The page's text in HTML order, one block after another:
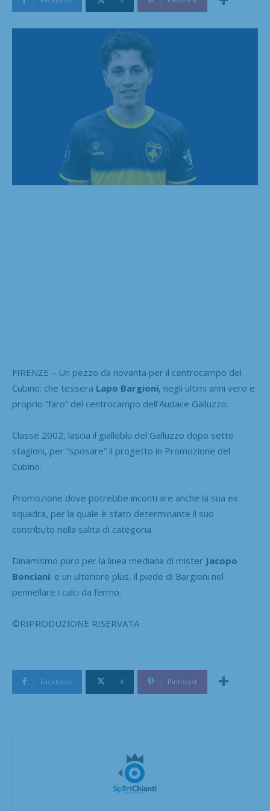
FIRENZE – Un pezzo da novanta per il centrocampo del
Cubino: che tessera Lapo Bargioni, negli ultimi anni vero e
proprio “faro” del centrocampo dell’Audace Galluzzo.
Classe 2002, lascia il gialloblu del Galluzzo dopo sette
stagioni, per “sposare” il progetto in Promozione del
Cubino.
Promozione dove potrebbe incontrare anche la sua ex
squadra, per la quale è stato determinante il suo
contributo nella salita di categoria.
Dinamismo puro per la linea mediana di mister Jacopo
Bonciani: e un ulteriore plus, il piede di Bargioni nel
pennellare i calci da fermo.
©RIPRODUZIONE RISERVATA
Facebook X Pinterest